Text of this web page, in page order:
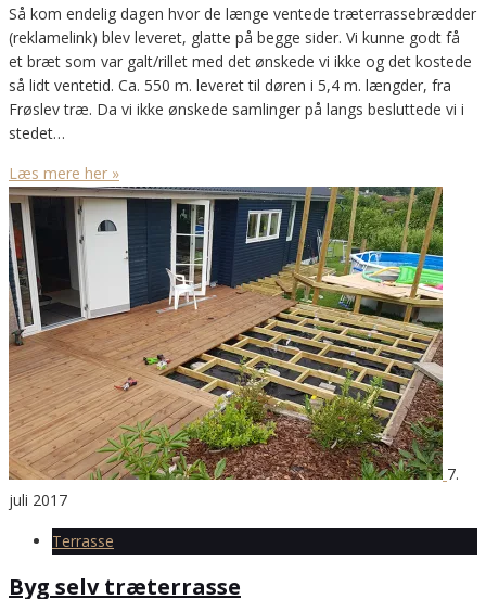
Så kom endelig dagen hvor de længe ventede træterrassebrædder
(reklamelink) blev leveret, glatte på begge sider. Vi kunne godt få
et bræt som var galt/rillet med det ønskede vi ikke og det kostede
så lidt ventetid. Ca. 550 m. leveret til døren i 5,4 m. længder, fra
Frøslev træ. Da vi ikke ønskede samlinger på langs besluttede vi i
stedet…
Læs mere her »
7.
juli 2017
Terrasse
Byg selv træterrasse